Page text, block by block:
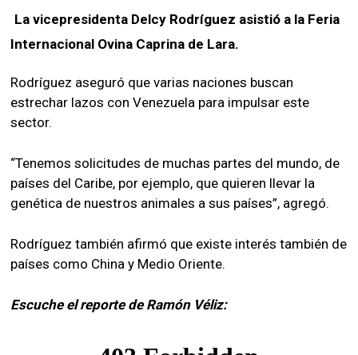
La vicepresidenta Delcy Rodríguez asistió a la Feria
Internacional Ovina Caprina de Lara.
Rodríguez aseguró que varias naciones buscan
estrechar lazos con Venezuela para impulsar este
sector.
“Tenemos solicitudes de muchas partes del mundo, de
países del Caribe, por ejemplo, que quieren llevar la
genética de nuestros animales a sus países”, agregó.
Rodríguez también afirmó que existe interés también de
países como China y Medio Oriente.
Escuche el reporte de Ramón Véliz: